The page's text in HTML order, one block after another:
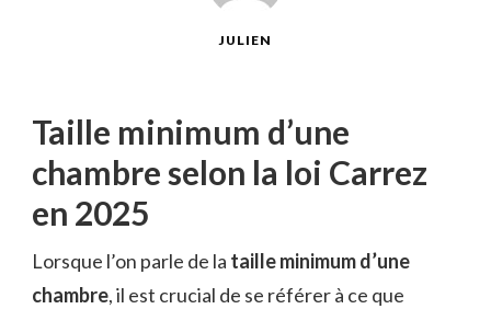
JULIEN
Taille minimum d’une
chambre selon la loi Carrez
en 2025
Lorsque l’on parle de la taille minimum d’une
chambre, il est crucial de se référer à ce que